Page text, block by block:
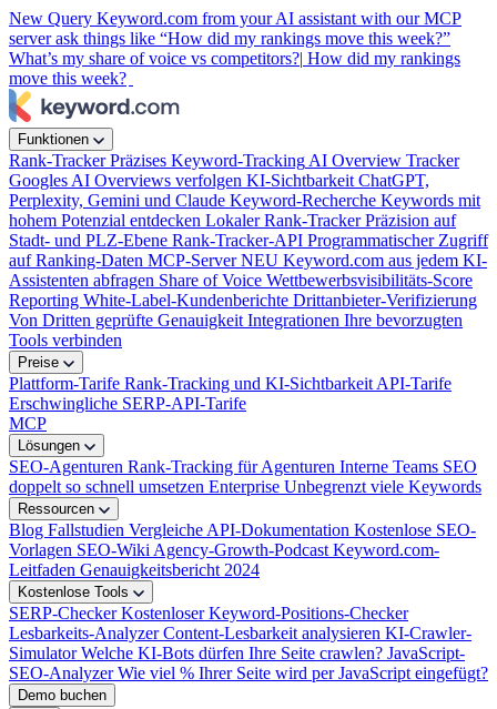
New Query Keyword.com from your AI assistant with our MCP
server ask things like “How did my rankings move this week?”
What’s my share of voice vs competitors?| How did my rankings
move this week?
Funktionen
Rank-TrackerPräzises Keyword-Tracking AI Overview Tracker
Googles AI Overviews verfolgen KI-Sichtbarkeit ChatGPT,
Perplexity, Gemini und Claude Keyword-Recherche Keywords mit
hohem Potenzial entdecken Lokaler Rank-TrackerPräzision auf
Stadt- und PLZ-Ebene Rank-Tracker-API Programmatischer Zugriff
auf Ranking-Daten MCP-ServerNEU Keyword.com aus jedem KI-
Assistenten abfragen Share of Voice Wettbewerbsvisibilitäts-Score
Reporting White-Label-Kundenberichte Drittanbieter-Verifizierung
Von Dritten geprüfte Genauigkeit Integrationen Ihre bevorzugten
Tools verbinden
Preise
Plattform-Tarife Rank-Tracking und KI-Sichtbarkeit API-Tarife
Erschwingliche SERP-API-Tarife
MCP
Lösungen
SEO-Agenturen Rank-Tracking für Agenturen Interne Teams SEO
doppelt so schnell umsetzen Enterprise Unbegrenzt viele Keywords
Ressourcen
Blog Fallstudien Vergleiche API-Dokumentation Kostenlose SEO-
Vorlagen SEO-Wiki Agency-Growth-Podcast Keyword.com-
Leitfaden Genauigkeitsbericht 2024
Kostenlose Tools
SERP-CheckerKostenloser Keyword-Positions-Checker
Lesbarkeits-AnalyzerContent-Lesbarkeit analysieren KI-Crawler-
SimulatorWelche KI-Bots dürfen Ihre Seite crawlen? JavaScript-
SEO-AnalyzerWie viel % Ihrer Seite wird per JavaScript eingefügt?
Demo buchen